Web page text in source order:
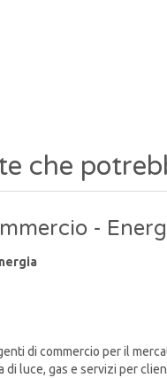
che
-
di commercio per il
di luce, gas e servizi per